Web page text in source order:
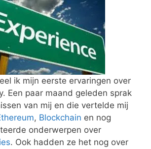
ik mijn eerste ervaringen over
Een paar maand geleden sprak
van mij en die vertelde mij
, Blockchain en nog
onderwerpen over
. Ook hadden ze het nog over